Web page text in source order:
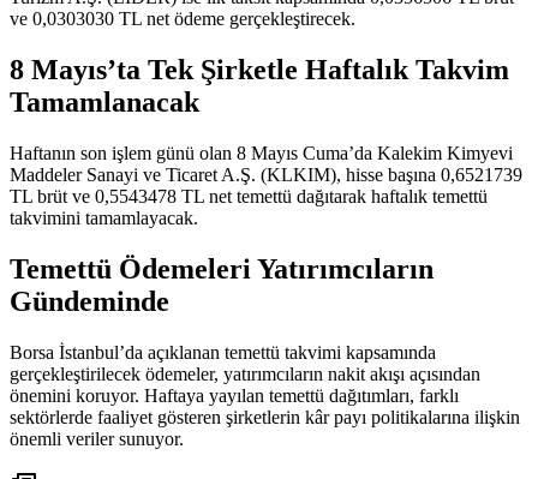
ve 0,0303030 TL net ödeme gerçekleştirecek.
8 Mayıs’ta Tek Şirketle Haftalık Takvim
Tamamlanacak
Haftanın son işlem günü olan 8 Mayıs Cuma’da Kalekim Kimyevi
Maddeler Sanayi ve Ticaret A.Ş. (KLKIM), hisse başına 0,6521739
TL brüt ve 0,5543478 TL net temettü dağıtarak haftalık temettü
takvimini tamamlayacak.
Temettü Ödemeleri Yatırımcıların
Gündeminde
Borsa İstanbul’da açıklanan temettü takvimi kapsamında
gerçekleştirilecek ödemeler, yatırımcıların nakit akışı açısından
önemini koruyor. Haftaya yayılan temettü dağıtımları, farklı
sektörlerde faaliyet gösteren şirketlerin kâr payı politikalarına ilişkin
önemli veriler sunuyor.